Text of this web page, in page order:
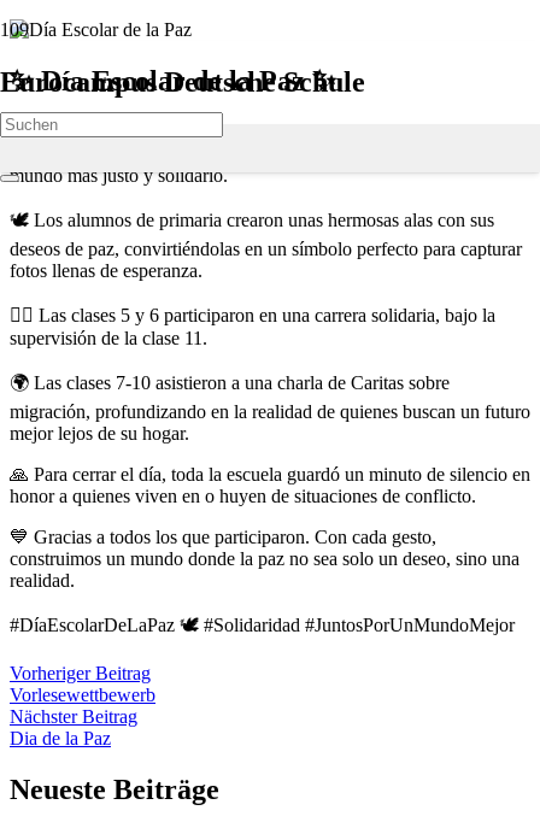
Eurocampus Deutsche Schule
✨ Día Escolar de la Paz ✨
El pasado jueves celebramos juntos el Día Escolar de la Paz con
mundo más justo y solidario.
🕊️ Los alumnos de primaria crearon unas hermosas alas con sus
deseos de paz, convirtiéndolas en un símbolo perfecto para capturar
fotos llenas de esperanza.
🏃‍♂️ Las clases 5 y 6 participaron en una carrera solidaria, bajo la
supervisión de la clase 11.
🌍 Las clases 7-10 asistieron a una charla de Caritas sobre
migración, profundizando en la realidad de quienes buscan un futuro
mejor lejos de su hogar.
🙏 Para cerrar el día, toda la escuela guardó un minuto de silencio en
honor a quienes viven en o huyen de situaciones de conflicto.
💙 Gracias a todos los que participaron. Con cada gesto,
construimos un mundo donde la paz no sea solo un deseo, sino una
realidad.
#DíaEscolarDeLaPaz 🕊️ #Solidaridad #JuntosPorUnMundoMejor
Vorheriger Beitrag
Vorlesewettbewerb
Nächster Beitrag
Dia de la Paz
Neueste Beiträge